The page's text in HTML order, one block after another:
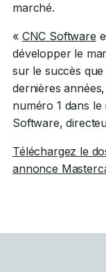
marché.
« CNC Software
développer le
sur le succès
dernières
numéro 1 dans le
Software,
Téléchargez le
annonce